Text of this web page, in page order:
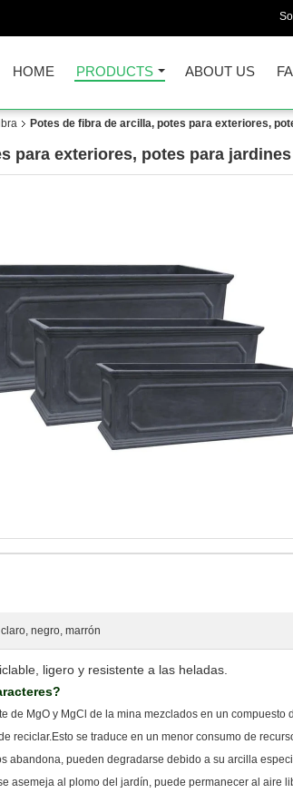
HOME PRODUCTS ABOUT US
Potes de fibra de arcilla, potes para exteriores,
para exteriores, potes para jardines
negro, marrón
ligero y resistente a las heladas.
de MgO y MgCl de la mina mezclados en un
reciclar.Esto se traduce en un menor consumo de
abandona, pueden degradarse debido a su arcilla
asemeja al plomo del jardín, puede permanecer al aire